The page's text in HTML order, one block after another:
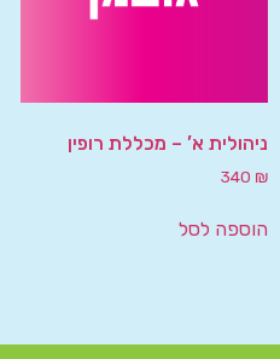
ניהולית א’ – מכללת רופין
340 ₪
הוספה לסל